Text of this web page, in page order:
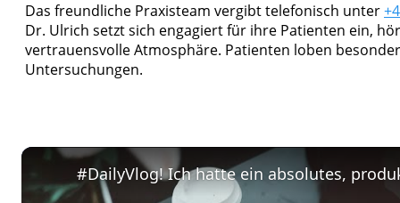
Das freundliche Praxisteam vergibt telefonisch unter
Dr. Ulrich setzt sich engagiert für ihre Patienten ein,
vertrauensvolle Atmosphäre. Patienten loben
Untersuchungen.